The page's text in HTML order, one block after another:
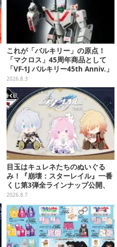
これが「バルキリー」の原点！
「マクロス」45周年商品として
「VF-1J バルキリー45th Anniv.」
が予約開始
2026.8.3
目玉はキュレネたちのぬいぐる
み！『崩壊：スターレイル』一番
くじ第3弾全ラインナップ公開、
美麗ビジュアルのアクリルボード
など用意
2026.8.7